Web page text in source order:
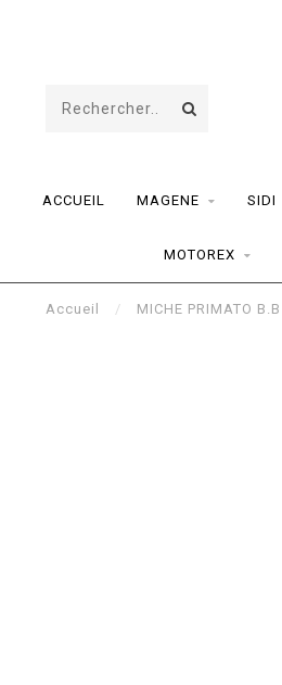
ACCUEIL MAGENE SIDI
MOTOREX
Accueil / MICHE PRIMATO